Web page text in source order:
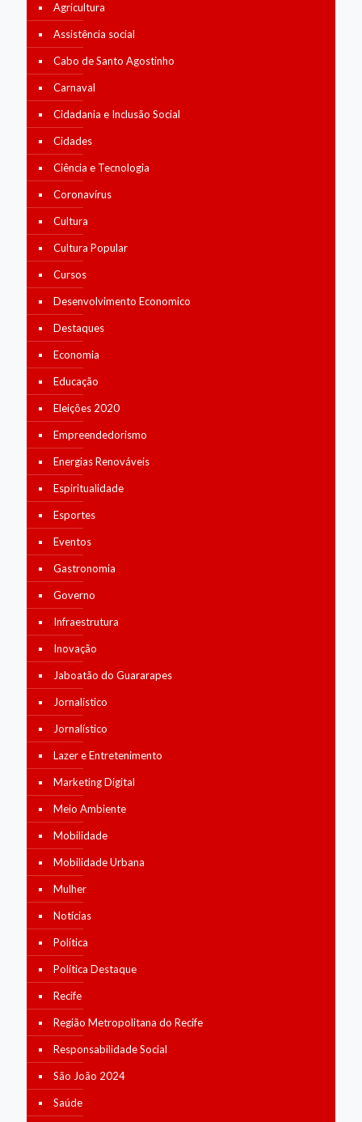
Agricultura
Assistência social
Cabo de Santo Agostinho
Carnaval
Cidadania e Inclusão Social
Cidades
Ciência e Tecnologia
Coronavírus
Cultura
Cultura Popular
Cursos
Desenvolvimento Economico
Destaques
Economia
Educação
Eleições 2020
Empreendedorismo
Energias Renováveis
Espiritualidade
Esportes
Eventos
Gastronomia
Governo
Infraestrutura
Inovação
Jaboatão do Guararapes
Jornalístico
Jornalístico
Lazer e Entretenimento
Marketing Digital
Meio Ambiente
Mobilidade
Mobilidade Urbana
Mulher
Notícias
Política
Política Destaque
Recife
Região Metropolitana do Recife
Responsabilidade Social
São João 2024
Saúde